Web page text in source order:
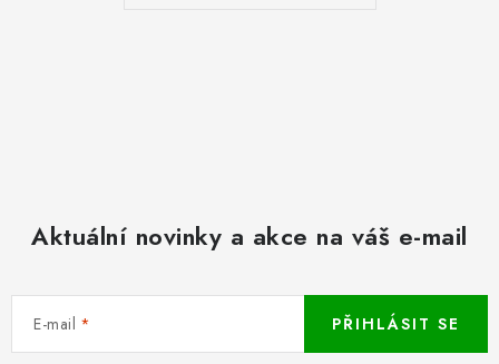
Aktuální novinky a akce na váš e-mail
E-mail PŘIHLÁSIT SE